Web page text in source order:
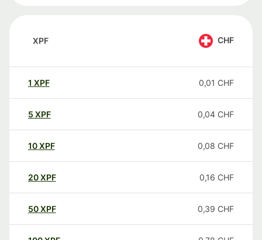
XPF CHF
1 XPF 0,01 CHF
5 XPF 0,04 CHF
10XPF 0,08 CHF
20XPF 0,16 CHF
50XPF 0,39 CHF